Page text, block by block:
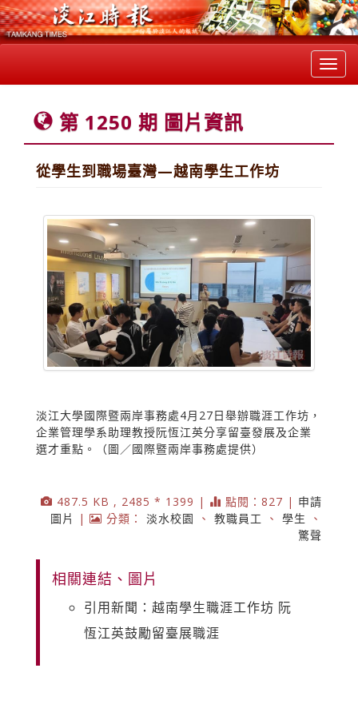
第 1250 期 圖片資訊
從學生到職場臺灣—越南學生工作坊
淡江大學國際暨兩岸事務處4月27日舉辦職涯工作坊，
企業管理學系助理教授阮恆江英分享留臺發展及企業
選才重點。（圖／國際暨兩岸事務處提供）
487.5 KB , 2485 * 1399 | 點閱：827 | 申請
圖片
| 分類： 淡水校園 、 教職員工 、 學生
、
驚聲
相關連結、圖片
引用新聞：越南學生職涯工作坊 阮
恆江英鼓勵留臺展職涯